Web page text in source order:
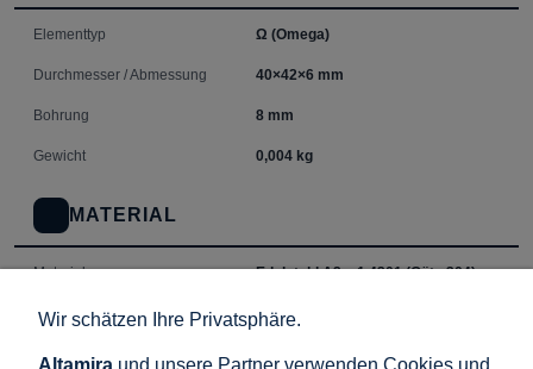
Elementtyp Ω (Omega)
Durchmesser / Abmessung 40×42×6 mm
Bohrung 8 mm
Gewicht 0,004 kg
MATERIAL
Material Edelstahl A2 – 1.4301 (Güte 304)
Korrosionsbeständigkeit Außergewöhnlich
alle Umgebungsbedingungen
Wir schätzen Ihre Privatsphäre.